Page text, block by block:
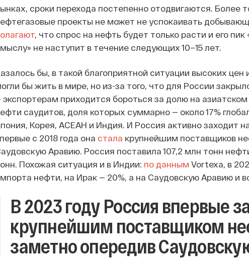
сроки перехода постепенно отодвигаются. Более
проекты не может не успокаивать
, что спрос на нефть будет только расти и его
не наступит в течение следующих 10–15 лет.
бы, в такой благоприятной ситуации высоких
бы жить в мире, но из-за того, что для России
экспортерам приходится бороться за долю на
саудитов, доля которых суммарно — около 17%
Корея, АСЕАН и Индия. И Россия активно заходит
с 2018 года она стала крупнейшим поставщиков
Аравию. Россия поставила 107,2 млн тонн
Похожая ситуация и в Индии: по данным Vortexa, в
нефти, на Ирак — 20%, а на Саудовскую Аравию и
В 2023 году Россия впервые
крупнейшим поставщиком
заметно опередив